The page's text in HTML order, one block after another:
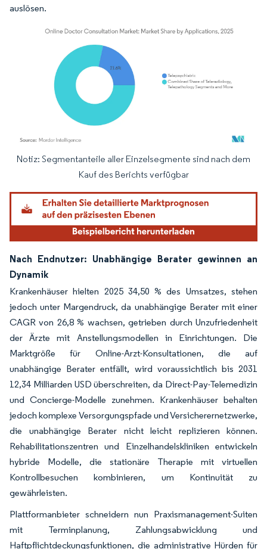
auslösen.
Bild © Mordor Intelligence. Wiederverwendung erfordert Namensnennung
Notiz: Segmentanteile aller Einzelsegmente sind nach dem
Kauf des Berichts verfügbar
Nach Endnutzer: Unabhängige Berater gewinnen an
Dynamik
Krankenhäuser hielten 2025 34,50 % des Umsatzes, stehen
jedoch unter Margendruck, da unabhängige Berater mit einer
CAGR von 26,8 % wachsen, getrieben durch Unzufriedenheit
der Ärzte mit Anstellungsmodellen in Einrichtungen. Die
Marktgröße für Online-Arzt-Konsultationen, die auf
unabhängige Berater entfällt, wird voraussichtlich bis 2031
12,34 Milliarden USD überschreiten, da Direct-Pay-Telemedizin
und Concierge-Modelle zunehmen. Krankenhäuser behalten
jedoch komplexe Versorgungspfade und Versicherernetzwerke,
die unabhängige Berater nicht leicht replizieren können.
Rehabilitationszentren und Einzelhandelskliniken entwickeln
hybride Modelle, die stationäre Therapie mit virtuellen
Kontrollbesuchen kombinieren, um Kontinuität zu
gewährleisten.
Plattformanbieter schneidern nun Praxismanagement-Suiten
mit Terminplanung, Zahlungsabwicklung und
Haftpflichtdeckungsfunktionen, die administrative Hürden für